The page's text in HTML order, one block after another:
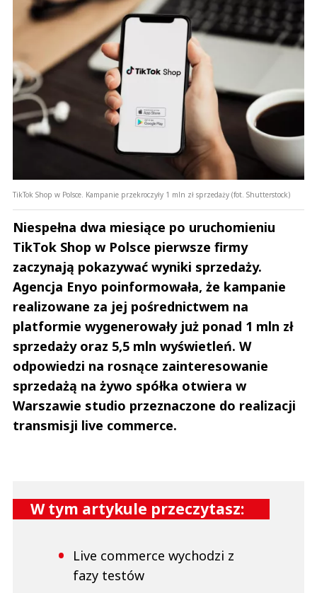
TikTok Shop w Polsce. Kampanie przekroczyły 1 mln zł sprzedaży (fot. Shutterstock)
Niespełna dwa miesiące po uruchomieniu
TikTok Shop w Polsce pierwsze firmy
zaczynają pokazywać wyniki sprzedaży.
Agencja Enyo poinformowała, że kampanie
realizowane za jej pośrednictwem na
platformie wygenerowały już ponad 1 mln zł
sprzedaży oraz 5,5 mln wyświetleń. W
odpowiedzi na rosnące zainteresowanie
sprzedażą na żywo spółka otwiera w
Warszawie studio przeznaczone do realizacji
transmisji live commerce.
W tym artykule przeczytasz:
Live commerce wychodzi z
fazy testów